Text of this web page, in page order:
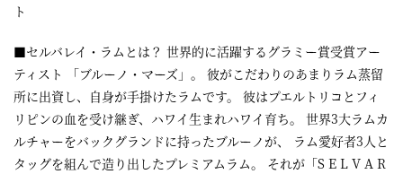
ト
■セルバレイ・ラムとは？ 世界的に活躍するグラミー賞受賞アー
ティスト 「ブルーノ・マーズ」。 彼がこだわりのあまりラム蒸留
所に出資し、自身が手掛けたラムです。 彼はプエルトリコとフィ
リピンの血を受け継ぎ、ハワイ生まれハワイ育ち。 世界3大ラムカ
ルチャーをバックグランドに持ったブルーノが、 ラム愛好者3人と
タッグを組んで造り出したプレミアムラム。 それが「S E L V A R